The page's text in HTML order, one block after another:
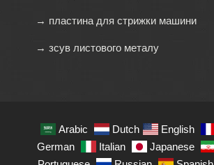
→ пластина для стрижки машини
→ зсув листового металу
Arabic Dutch English
German
Italian Japanese